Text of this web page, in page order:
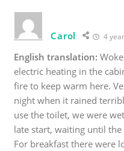
Carol 4
English translation:
electric heating in the
fire to keep warm here.
night when it rained
use the toilet, we were
late start, waiting until
For breakfast there were